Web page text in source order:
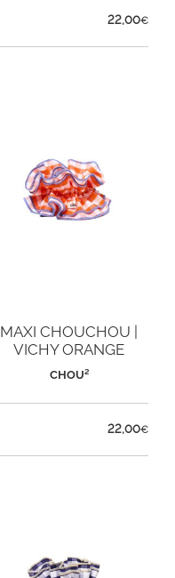
22,00€
MAXI CHOUCHOU |
VICHY ORANGE
CHOU²
22,00€